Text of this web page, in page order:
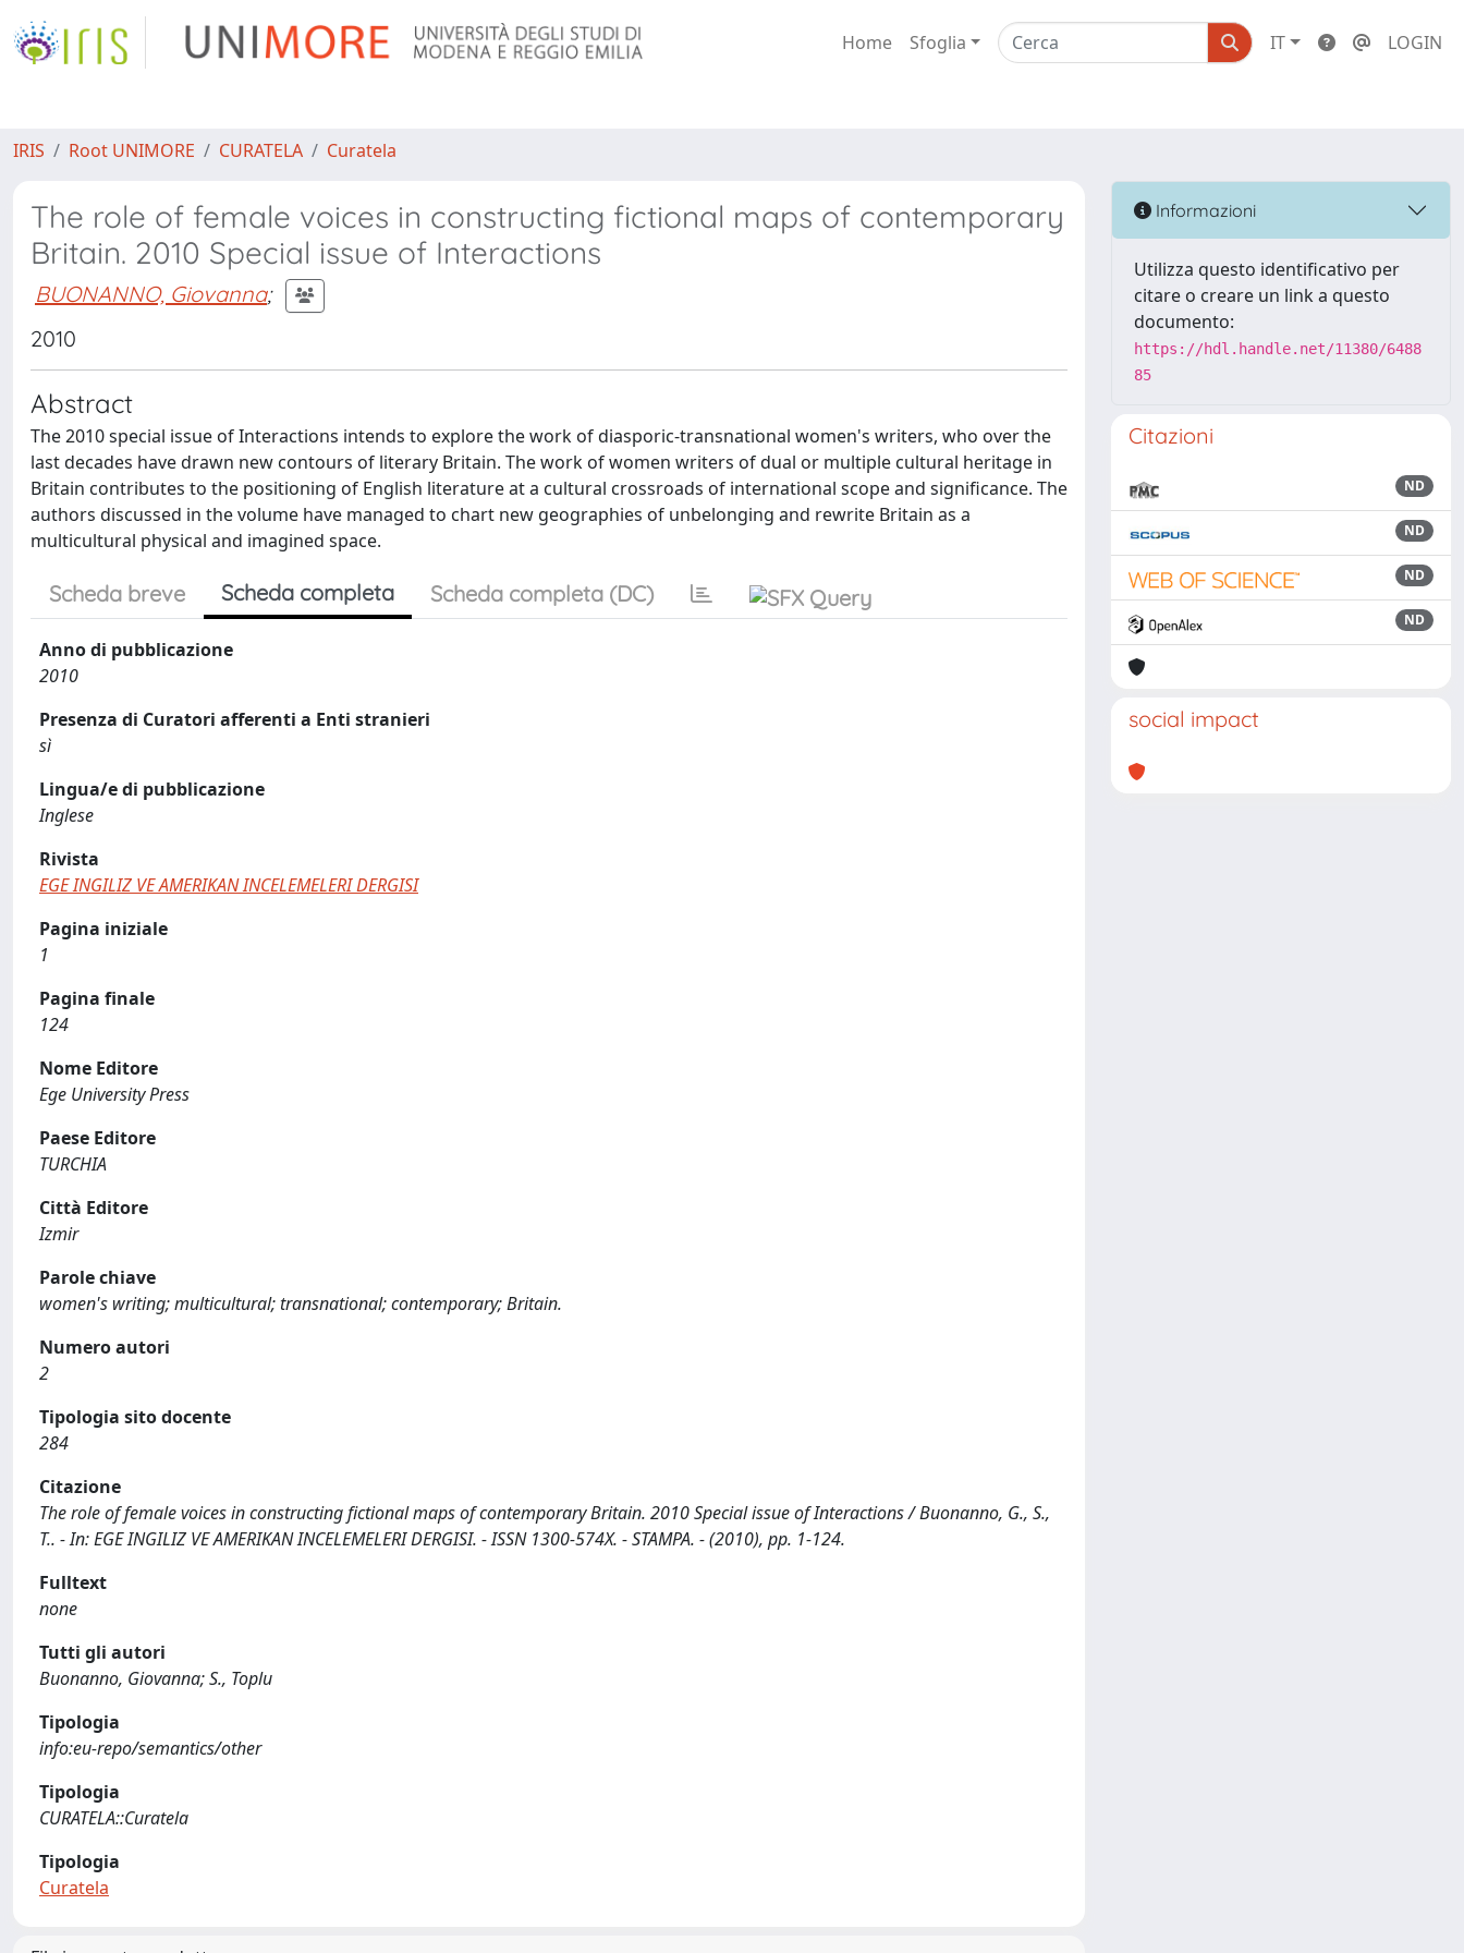
Home Sfoglia IT LOGIN
IRIS Root UNIMORE CURATELA Curatela
The role of female voices in constructing fictional maps of contemporary
Britain. 2010 Special issue of Interactions
BUONANNO, Giovanna;
2010
Abstract
The 2010 special issue of Interactions intends to explore the work of diasporic-transnational women's writers, who over the
last decades have drawn new contours of literary Britain. The work of women writers of dual or multiple cultural heritage in
Britain contributes to the positioning of English literature at a cultural crossroads of international scope and significance. The
authors discussed in the volume have managed to chart new geographies of unbelonging and rewrite Britain as a
multicultural physical and imagined space.
Scheda breve Scheda completa Scheda completa (DC)
Anno di pubblicazione
2010
Presenza di Curatori afferenti a Enti stranieri
sì
Lingua/e di pubblicazione
Inglese
Rivista
EGE INGILIZ VE AMERIKAN INCELEMELERI DERGISI
Pagina iniziale
1
Pagina finale
124
Nome Editore
Ege University Press
Paese Editore
TURCHIA
Città Editore
Izmir
Parole chiave
women's writing; multicultural; transnational; contemporary; Britain.
Numero autori
2
Tipologia sito docente
284
Citazione
The role of female voices in constructing fictional maps of contemporary Britain. 2010 Special issue of Interactions / Buonanno, G., S.,
T.. - In: EGE INGILIZ VE AMERIKAN INCELEMELERI DERGISI. - ISSN 1300-574X. - STAMPA. - (2010), pp. 1-124.
Fulltext
none
Tutti gli autori
Buonanno, Giovanna; S., Toplu
Tipologia
info:eu-repo/semantics/other
Tipologia
CURATELA::Curatela
Tipologia
Curatela
Informazioni
Utilizza questo identificativo per
citare o creare un link a questo
documento:
https://hdl.handle.net/11380/6488
85
Citazioni
ND
ND
ND
ND
social impact